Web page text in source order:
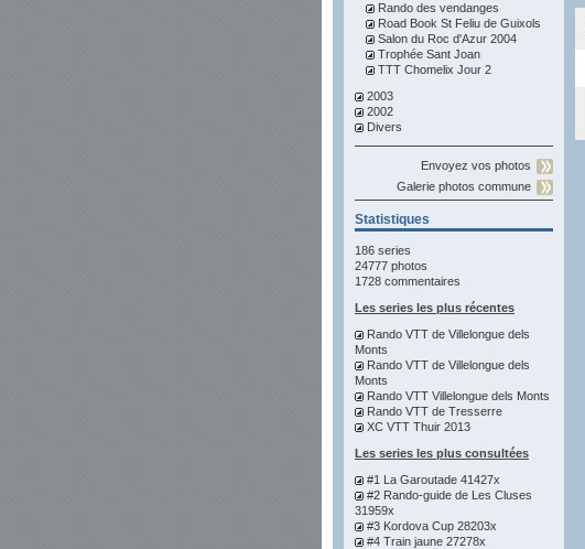
Rando des vendanges
Road Book St Feliu de Guixols
Salon du Roc d'Azur 2004
Trophée Sant Joan
TTT Chomelix Jour 2
2003
2002
Divers
Envoyez vos photos
Galerie photos commune
Statistiques
186 series
24777 photos
1728 commentaires
Les series les plus récentes
Rando VTT de Villelongue dels
Monts
Rando VTT de Villelongue dels
Monts
Rando VTT Villelongue dels Monts
Rando VTT de Tresserre
XC VTT Thuir 2013
Les series les plus consultées
#1 La Garoutade 41427x
#2 Rando-guide de Les Cluses
31959x
#3 Kordova Cup 28203x
#4 Train jaune 27278x